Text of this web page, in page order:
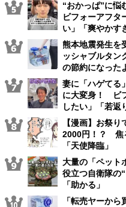
“おかっぱ”に
ビフォーアフタ
い」「爽やかす
熊本地震発生を
ッシャブルタ
の節約になった
妻に「ハゲて
に大変身！ ビ
したい」「若返
【漫画】お祭
2000円！？ 焦
「天使降臨」
大量の「ペット
役立つ自衛隊の
「助かる」
「転売ヤーか